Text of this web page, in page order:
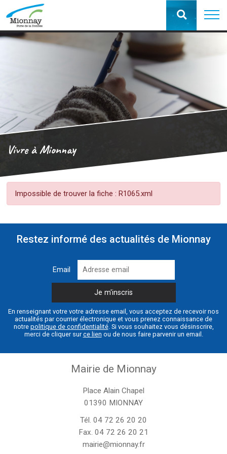
Vivre à Mionnay
Impossible de trouver la fiche : R1065.xml
Restez informé des actualités de Mionnay
Email
En renseignant votre votre adresse email, vous acceptez de recevoir nos
actualités par courrier électronique et vous prenez connaissance de
notre politique de confidentialité. Si vous souhaitez vous désinscrire,
merci de cliquer surce lien ou de nous faire parvenir un email.
Mairie de Mionnay
Place Alain Chapel
01390 MIONNAY
Tél. 04 72 26 20 20
Fax. 04 72 26 20 21
mairie@mionnay.fr